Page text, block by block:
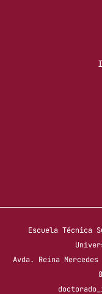
Escuela Técnica
Avda. Reina